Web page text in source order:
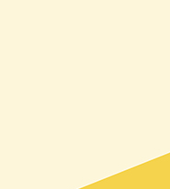
전자계산서 발행하고 세금
을 더 빨리 돌려받고 싶을